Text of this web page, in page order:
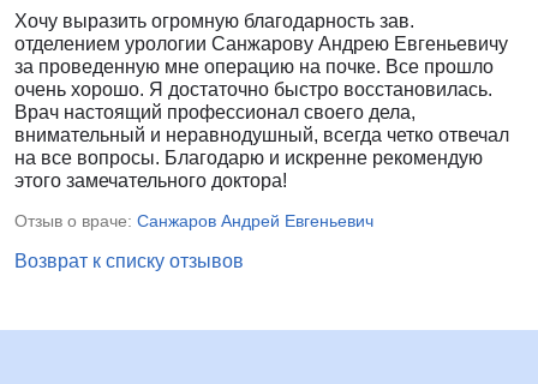
Хочу выразить огромную благодарность зав.
отделением урологии Санжарову Андрею Евгеньевичу
за проведенную мне операцию на почке. Все прошло
очень хорошо. Я достаточно быстро восстановилась.
Врач настоящий профессионал своего дела,
внимательный и неравнодушный, всегда четко отвечал
на все вопросы. Благодарю и искренне рекомендую
этого замечательного доктора!
Отзыв о враче: Санжаров Андрей Евгеньевич
Возврат к списку отзывов